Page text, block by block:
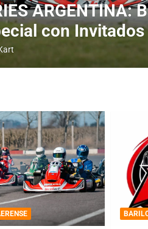
ARGENTINA:
Invitados